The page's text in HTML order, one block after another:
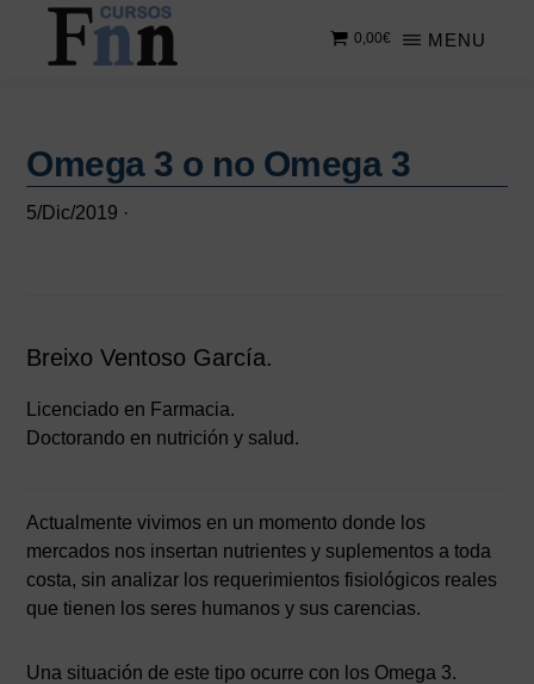
Saltar
contenido
Saltar
principal
online
MENU
0,00€
Omega 3 o no Omega 3
5/Dic/2019 ·
Breixo Ventoso García.
Licenciado en Farmacia.
Doctorando en nutrición y salud.
Actualmente vivimos en un momento donde los
mercados nos insertan nutrientes y suplementos a toda
costa, sin analizar los requerimientos fisiológicos reales
que tienen los seres humanos y sus carencias.
Una situación de este tipo ocurre con los Omega 3.